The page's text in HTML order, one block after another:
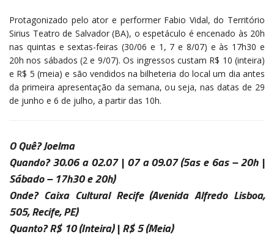
Protagonizado pelo ator e performer Fabio Vidal, do Território
Sirius Teatro de Salvador (BA), o espetáculo é encenado às 20h
nas quintas e sextas-feiras (30/06 e 1, 7 e 8/07) e às 17h30 e
20h nos sábados (2 e 9/07). Os ingressos custam R$ 10 (inteira)
e R$ 5 (meia) e são vendidos na bilheteria do local um dia antes
da primeira apresentação da semana, ou seja, nas datas de 29
de junho e 6 de julho, a partir das 10h.
O Quê?Joelma
Quando?30.06 a 02.07 | 07 a 09.07(5as e 6as – 20h |
Sábado – 17h30 e 20h)
Onde? Caixa Cultural Recife(Avenida Alfredo Lisboa,
505, Recife, PE)
Quanto?R$ 10(Inteira) |R$ 5(Meia)